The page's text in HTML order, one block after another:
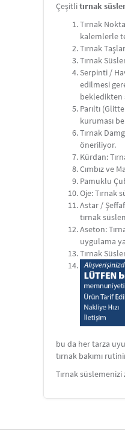
Çeşitlitırnak
Tırnak
kalemlerle
Tırnak
Tırnak
Serpinti /
edilmesi
bekledikten
Parıltı
kuruması
Tırnak
öneriliyor.
Kürdan:
Cımbız ve
Pamuklu
Oje: Tırnak
Astar /
tırnak
Aseton:
uygulama
Tırnak
bu da her tarza
tırnak bakımı
Tırnak süslemenizi